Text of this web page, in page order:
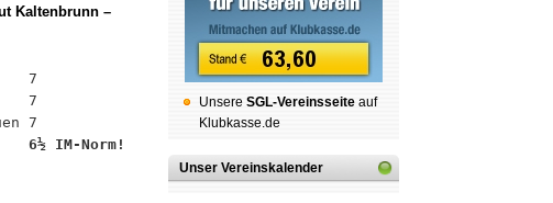
Kaltenbrunn –
7
7
6½ IM-Norm!
Unsere SGL-Ver­eins­sei­te auf
Klubkasse.de
Unser Vereinskalender